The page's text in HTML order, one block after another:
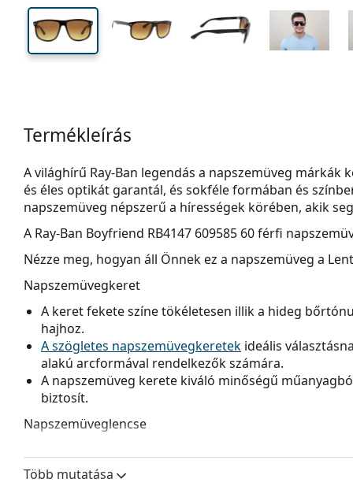
Termékleírás
A világhírű Ray-Ban legendás a napszemüveg
és éles optikát garantál, és sokféle formában és
napszemüveg népszerű a hírességek körében, akik
A Ray-Ban Boyfriend RB4147 609585 60férfi
Nézze meg, hogyan áll Önnek ez a napszemüveg a
Napszemüvegkeret
A keret fekete színe tökéletesen illik a hideg
hajhoz.
A szögletes napszemüvegkeretek ideális
alakú arcformával rendelkezők számára.
A napszemüveg kerete kiváló minőségű
biztosít.
Napszemüveglencse
biztosítanak. Sokoldalúak és rövidlátóknak ajánlottak.
Több mutatása